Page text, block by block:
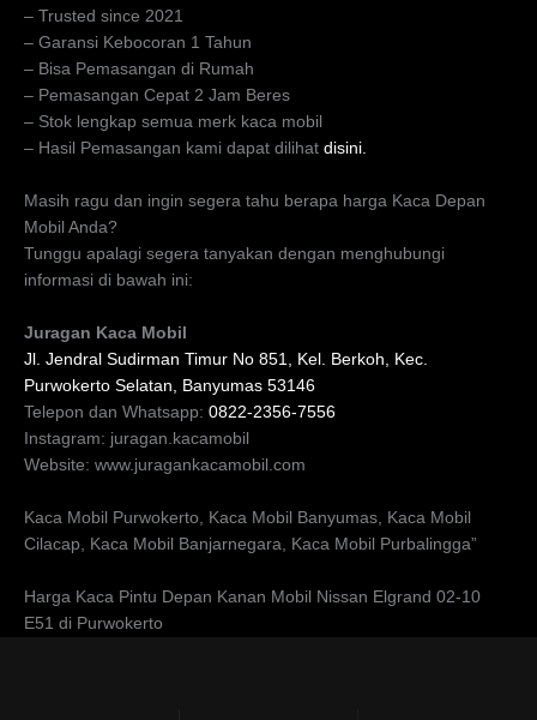
– Trusted since 2021
– Garansi Kebocoran 1 Tahun
– Bisa Pemasangan di Rumah
– Pemasangan Cepat 2 Jam Beres
– Stok lengkap semua merk kaca mobil
– Hasil Pemasangan kami dapat dilihat disini.
Masih ragu dan ingin segera tahu berapa harga Kaca Depan
Mobil Anda?
Tunggu apalagi segera tanyakan dengan menghubungi
informasi di bawah ini:
Juragan Kaca Mobil
Jl. Jendral Sudirman Timur No 851, Kel. Berkoh, Kec.
Purwokerto Selatan, Banyumas 53146
Telepon dan Whatsapp: 0822-2356-7556
Instagram: juragan.kacamobil
Website: www.juragankacamobil.com
Kaca Mobil Purwokerto, Kaca Mobil Banyumas, Kaca Mobil
Cilacap, Kaca Mobil Banjarnegara, Kaca Mobil Purbalingga”
Harga Kaca Pintu Depan Kanan Mobil Nissan Elgrand 02-10
E51 di Purwokerto